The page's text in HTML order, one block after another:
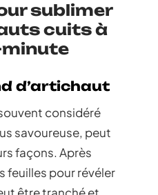
sublimer
cuits à
d’artichaut
considéré
savoureuse, peut
façons. Après
feuilles pour révéler